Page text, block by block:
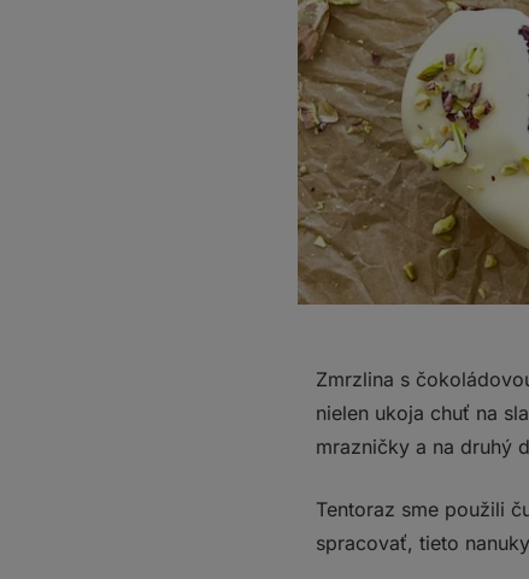
Zmrzlina s
nielen ukoja chuť na
mrazničky a na druhý
Tentoraz sme použili
spracovať, tieto